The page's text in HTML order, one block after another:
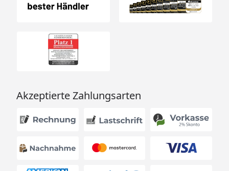
Akzeptierte Zahlungsarten